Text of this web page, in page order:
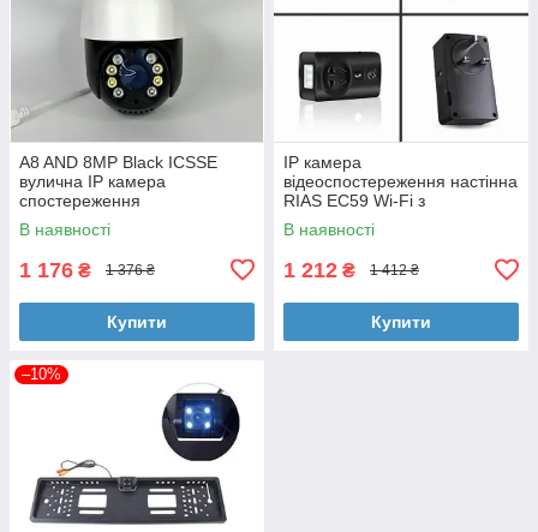
A8 AND 8MP Black ICSSE
вулична IP камера
спостереження
В наявності
1 176 ₴ 1 376 ₴
Купити
IP камера
відеоспостереження настінна
RIAS EC59 Wi-Fi з
віддаленим доступом
В наявності
1 212 ₴ 1 412 ₴
Купити
–10%